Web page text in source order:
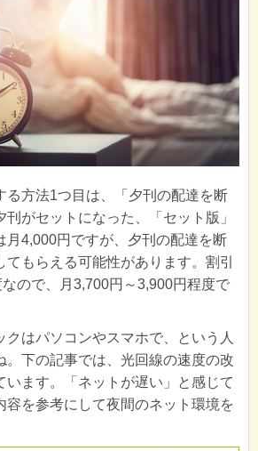
る方法1つ目は、「夕刊の配達を断
刊がセットになった、「セット版」
月4,000円ですが、夕刊の配達を断
てもらえる可能性があります。割引
ので、月3,700円～3,900円程度で
クはパソコンやスマホで、という人
。下の記事では、光回線の速度の改
います。「ネットが遅い」と感じて
容を参考にして夜間のネット環境を